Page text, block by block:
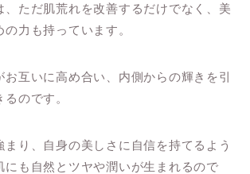
、ただ肌荒れを改善するだけでなく、美
力も持っています。
お互いに高め合い、内側からの輝きを引
のです。
まり、自身の美しさに自信を持てるよう
にも自然とツヤや潤いが生まれるので